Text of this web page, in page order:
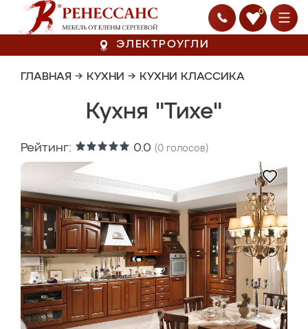
0
ЭЛЕКТРОУГЛИ
ГЛАВНАЯ → КУХНИ → КУХНИ КЛАССИКА
Кухня "Тихе"
Рейтинг: 0.0 (0 голосов)